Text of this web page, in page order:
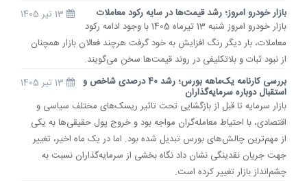
بازار خودرو امروز؛ رشد قیمت‌ها در سایه رکود معاملات
بازار خودرو امروز شنبه 13 تیرماه 1405 با وجود ادامه رکود
معاملات، بار دیگر رنگ افزایش به خود گرفت هرچند فعالان بازار همچنان
از نبود ثبات و بلاتکلیفی در روند قیمت‌ها سخن می‌گویند.
بررسی کارنامه یک‌ماهه بورس؛ رشد 40 درصدی شاخص و
استقبال دوباره سرمایه‌گذاران
بازار سرمایه تا قبل از بازگشایی تحت تاثیر ریسک‌های مختلف سیاسی و
اقتصادی، با احتیاط معامله‌گران مواجه بود و خروج پول حقیقی‌ها به یکی
از مهم‌ترین چالش‌های بورس تبدیل شده بود. اما در یک ماه اخیر، تغییر
جهت جریان نقدینگی نشان داد نگاه بخشی از سرمایه‌گذاران نسبت به
چشم‌انداز بازار تغییر کرده است.